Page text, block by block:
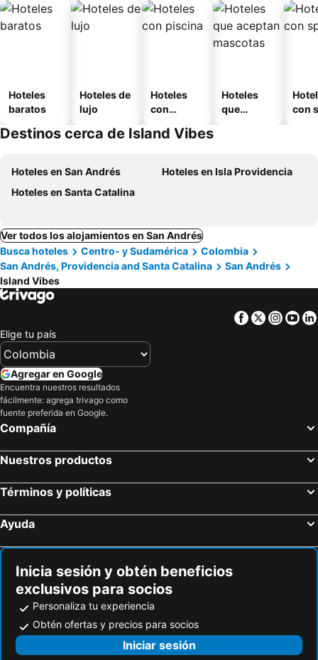
Hoteles
baratos
Hoteles de
lujo
Hoteles
con
Hoteles
que
con
Destinos cerca de Island Vibes
Hoteles en San Andrés
Hoteles en Isla Providencia
Hoteles en Santa Catalina
Ver todos los alojamientos en San Andrés
Busca hoteles
Centro- y Sudamérica
Colombia
San Andrés, Providencia and Santa Catalina
San Andrés
Island Vibes
Facebook
Twitter
Elige tu país
Agregar en Google
Encuentra nuestros resultados
fácilmente: agrega trivago como
fuente preferida en Google.
Compañía
Nuestros productos
Términos y políticas
Ayuda
Inicia sesión y obtén beneficios
exclusivos para socios
Personaliza tu experiencia
Obtén ofertas y precios para socios
Iniciar sesión